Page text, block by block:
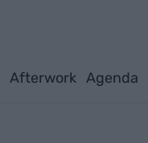
Afterwork Agenda